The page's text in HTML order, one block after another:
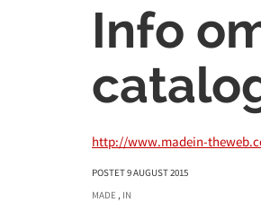
Info
http://www.madein-
POSTET 9 AUGUST 2015
MADE, IN